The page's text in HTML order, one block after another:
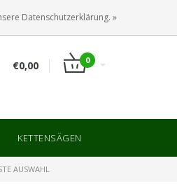
ANLEGEN
€0,00 0
KETTENSÄGEN
AUSWAHL
Datenschutzerklärung. »